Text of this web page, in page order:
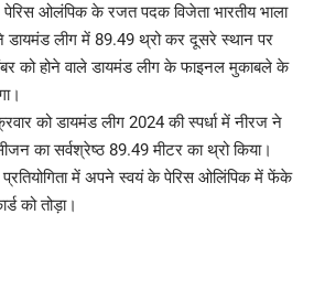
ओलंपिक के रजत पदक विजेता भारतीय भाला
डायमंड लीग में 89.49 थ्रो कर दूसरे स्थान पर
को होने वाले डायमंड लीग के फाइनल मुकाबले के
को डायमंड लीग 2024 की स्पर्धा में नीरज ने
का सर्वश्रेष्ठ 89.49 मीटर का थ्रो किया।
में अपने स्वयं के पेरिस ओलिंपिक में फेंके
को तोड़ा।